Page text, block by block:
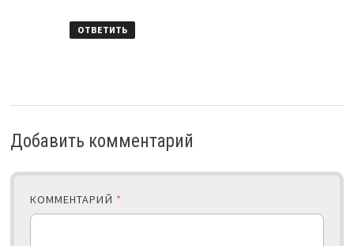
ОТВЕТИТЬ
Добавить комментарий
КОММЕНТАРИЙ *